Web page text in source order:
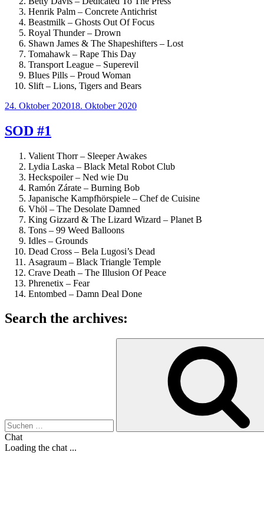
Henrik Palm – Concrete Antichrist
Beastmilk – Ghosts Out Of Focus
Royal Thunder – Drown
Shawn James & The Shapeshifters – Lost
Tomahawk – Rape This Day
Transport League – Superevil
Blues Pills – Proud Woman
Slift – Lions, Tigers and Bears
Veröffentlicht
24. Oktober 202018. Oktober 2020
SOD #1
Valient Thorr – Sleeper Awakes
Lydia Laska – Black Metal Robot Club
Heckspoiler – Ned wie Du
Ramón Zárate – Burning Bob
Japanische Kampfhörspiele – Chef de Cuisine
Vhöl – The Desolate Damned
King Gizzard & The Lizard Wizard – Planet B
Tons – 99 Weed Balloons
Idles – Grounds
Dead Cross – Bela Lugosi’s Dead
Asagraum – Black Triangle Temple
Crave Death – The Illusion Of Peace
Phrenetix – Fear
Entombed – Damn Deal Done
Search the archives:
Chat
Loading the chat ...